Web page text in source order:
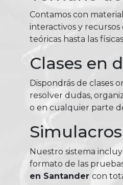
Contamos con
interactivos y
teóricas hasta las
Clases en
Dispondrás de clases
resolver dudas,
o en cualquier parte
Nuestro sistema
formato de las
en Santander con